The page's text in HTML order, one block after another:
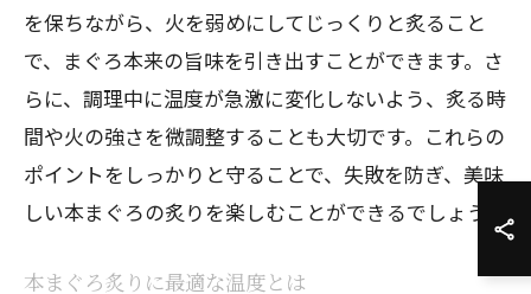
を保ちながら、火を弱めにしてじっくりと炙ること
で、まぐろ本来の旨味を引き出すことができます。さ
らに、調理中に温度が急激に変化しないよう、炙る時
間や火の強さを微調整することも大切です。これらの
ポイントをしっかりと守ることで、失敗を防ぎ、美味
しい本まぐろの炙りを楽しむことができるでしょう。
本まぐろ炙りに最適な温度とは